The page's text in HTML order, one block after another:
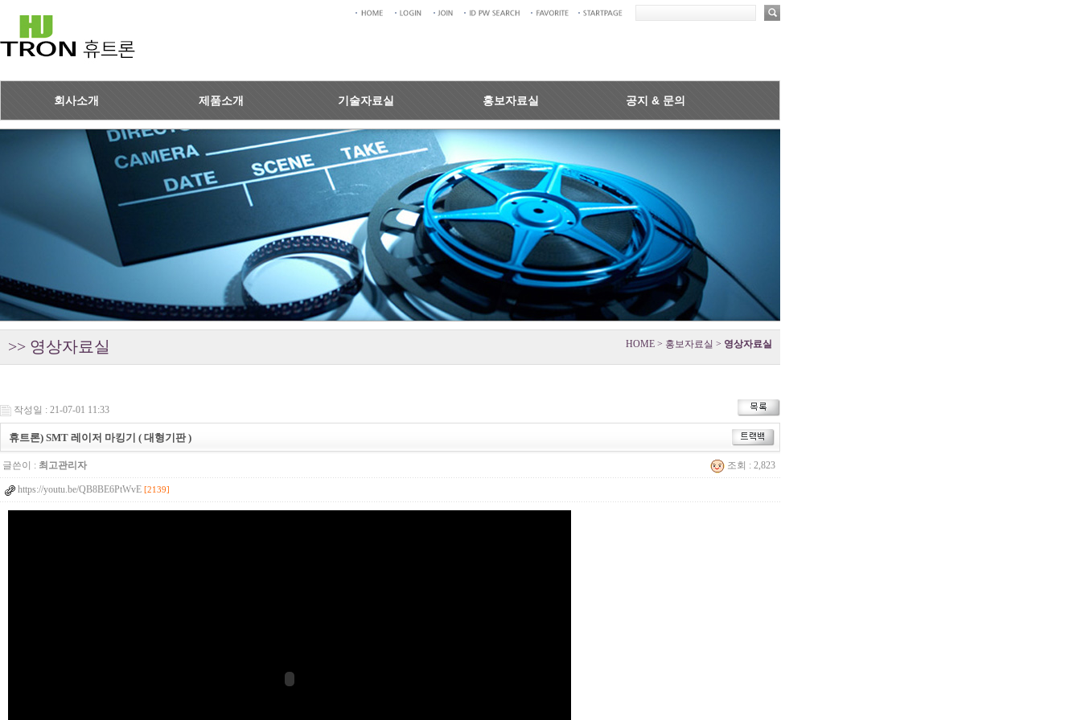
회사소개 제품소개 기술자료실 홍보자료실 공지 & 문의
>> 영상자료실 HOME > 홍보자료실 > 영상자료실
작성일 : 21-07-01 11:33
휴트론) SMT 레이저 마킹기 ( 대형기판 )
글쓴이 : 최고관리자 조회 : 2,823
https://youtu.be/QB8BE6PtWvE [2139]